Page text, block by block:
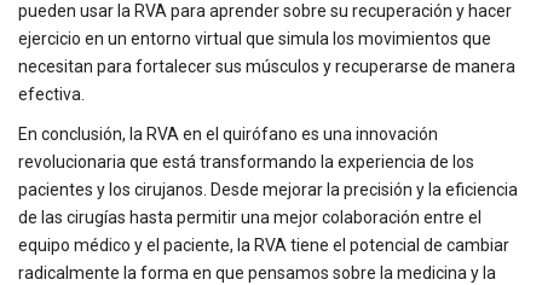
pueden usar la RVA para aprender sobre su recuperación y hacer
ejercicio en un entorno virtual que simula los movimientos que
necesitan para fortalecer sus músculos y recuperarse de manera
efectiva.
En conclusión, la RVA en el quirófano es una innovación
revolucionaria que está transformando la experiencia de los
pacientes y los cirujanos. Desde mejorar la precisión y la eficiencia
de las cirugías hasta permitir una mejor colaboración entre el
equipo médico y el paciente, la RVA tiene el potencial de cambiar
radicalmente la forma en que pensamos sobre la medicina y la